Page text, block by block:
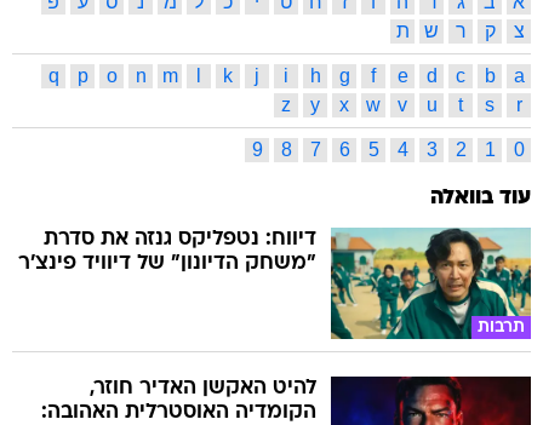
צ
ק ר ש ת
a
b
c
d
e
f
g
h
i
j
k
m
n
o
p
q
r
s
t
u
v
w
x
y
z
0
1
2
3
4
5
6
7
8
9
עוד בוואלה
תרבות
דיווח: נטפליקס גנזה את סדרת
"משחק הדיונון" של דיוויד פינצ'ר
להיט האקשן האדיר חוזר,
הקומדיה האוסטרלית האהובה: